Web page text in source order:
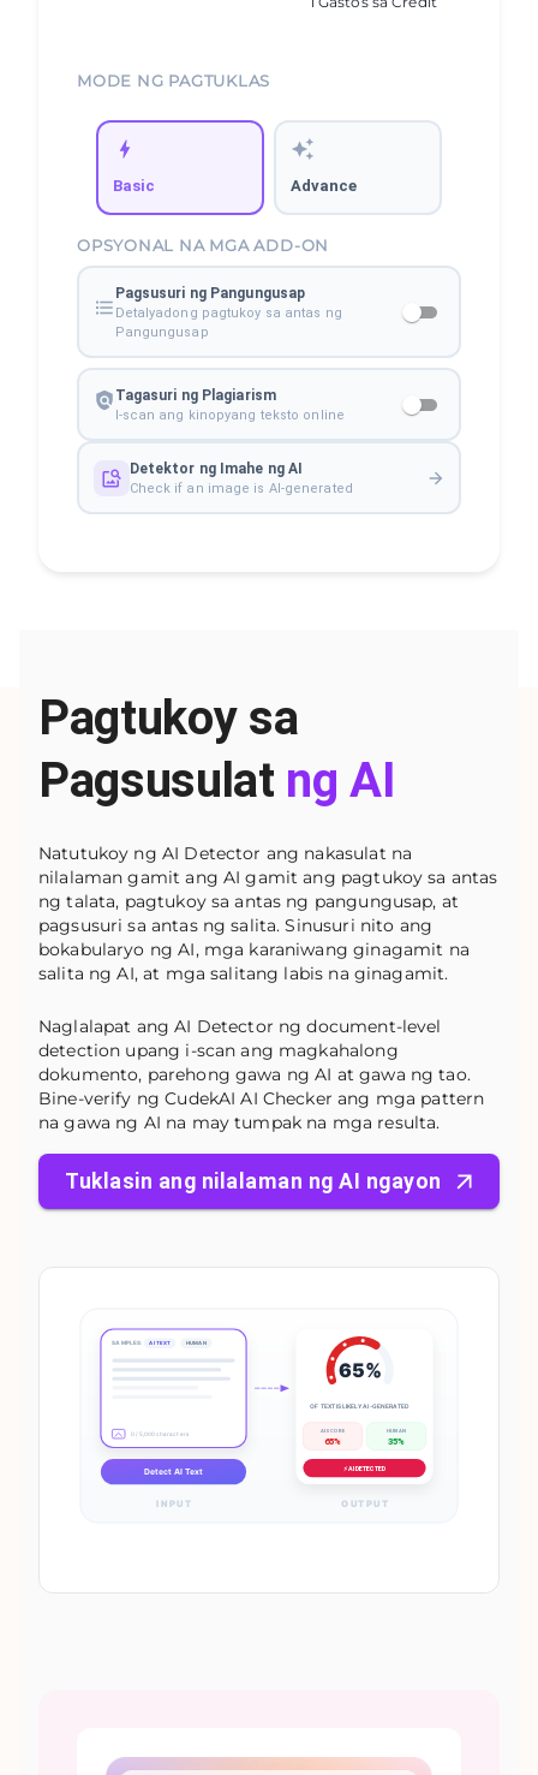
MODE NG PAGTUKLAS
Basic Advance
OPSYONAL NA MGA ADD-ON
Pagsusuri ng Pangungusap
Detalyadong pagtukoy sa antas ng
Pangungusap
Tagasuri ng Plagiarism
I-scan ang kinopyang teksto online
Detektor ng Imahe ng AI
Check if an image is AI-generated
Pagtukoy sa
Pagsusulat ng AI
Natutukoy ng AI Detector ang nakasulat na
nilalaman gamit ang AI gamit ang pagtukoy sa antas
ng talata, pagtukoy sa antas ng pangungusap, at
pagsusuri sa antas ng salita. Sinusuri nito ang
bokabularyo ng AI, mga karaniwang ginagamit na
salita ng AI, at mga salitang labis na ginagamit.
Naglalapat ang AI Detector ng document-level
detection upang i-scan ang magkahalong
dokumento, parehong gawa ng AI at gawa ng tao.
Bine-verify ng CudekAI AI Checker ang mga pattern
na gawa ng AI na may tumpak na mga resulta.
Tuklasin ang nilalaman ng AI ngayon
SAMPLES: AI TEXT HUMAN
0 / 5,000 characters
Detect AI Text
INPUT
65%
OF TEXT IS LIKELY AI-GENERATED
AI SCORE
65%
HUMAN
35%
⚡ AI DETECTED
OUTPUT